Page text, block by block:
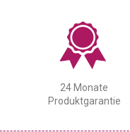
24 Monate
Produktgarantie